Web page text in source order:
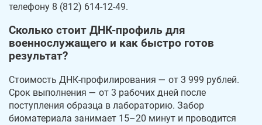
телефону 8 (812) 614-12-49.
Сколько стоит ДНК-профиль для
военнослужащего и как быстро готов
результат?
Стоимость ДНК-профилирования — от 3 999 рублей.
Срок выполнения — от 3 рабочих дней после
поступления образца в лабораторию. Забор
биоматериала занимает 15–20 минут и проводится